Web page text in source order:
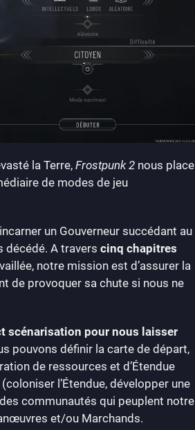
la Terre, Frostpunk 2 nous place
de modes de jeu
un Gouverneur succédant au
décédé. A travers cinq chapitres
notre mission est d’assurer la
de provoquer sa chute si nous ne
scénarisation pour nous laisser
pouvons définir la carte de départ,
de ressources et d’Étendue
l’Étendue, développer une
communautés qui peuplent notre
et/ou Marchands.